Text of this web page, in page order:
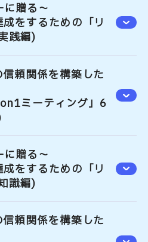
贈る～
をするための「リ
践編)
頼関係を構築した
ミーティング」6
贈る～
をするための「リ
識編)
頼関係を構築した